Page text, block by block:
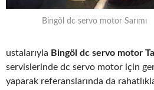
Bingöl dc servo motor Sarımı
ustalarıyla Bingöl dc servo motor
servislerinde dc servo motor için
yaparak referanslarında da